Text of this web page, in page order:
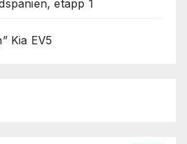
etapp 1
Kia EV5